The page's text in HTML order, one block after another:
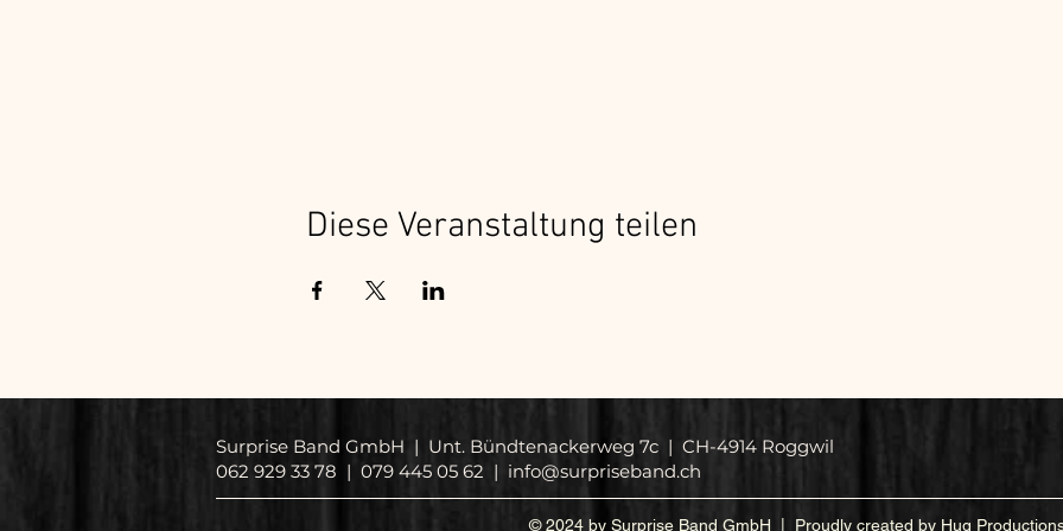
Diese Veranstaltung teilen
Surprise Band GmbH | Unt. Bündtenackerweg 7c | CH-4914 Roggwil
062 929 33 78 | 079 445 05 62 | info@surpriseband.ch
© 2024 by Surprise Band GmbH | Proudly created by Hug